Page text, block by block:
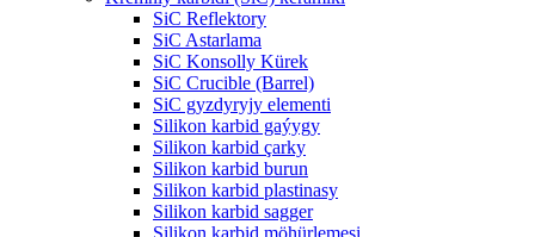
SiC Reflektory
SiC Astarlama
SiC Konsolly Kürek
SiC Crucible (Barrel)
SiC gyzdyryjy elementi
Silikon karbid gaýygy
Silikon karbid çarky
Silikon karbid burun
Silikon karbid plastinasy
Silikon karbid sagger
Silikon karbid möhürlemesi